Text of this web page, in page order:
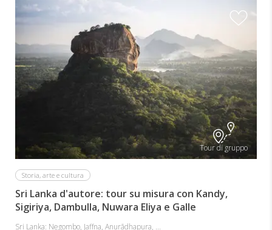
Tour di gruppo
Storia, arte e cultura
Sri Lanka d'autore: tour su misura con Kandy,
Sigiriya, Dambulla, Nuwara Eliya e Galle
Sri Lanka: Negombo, Jaffna, Anurādhapura, ...